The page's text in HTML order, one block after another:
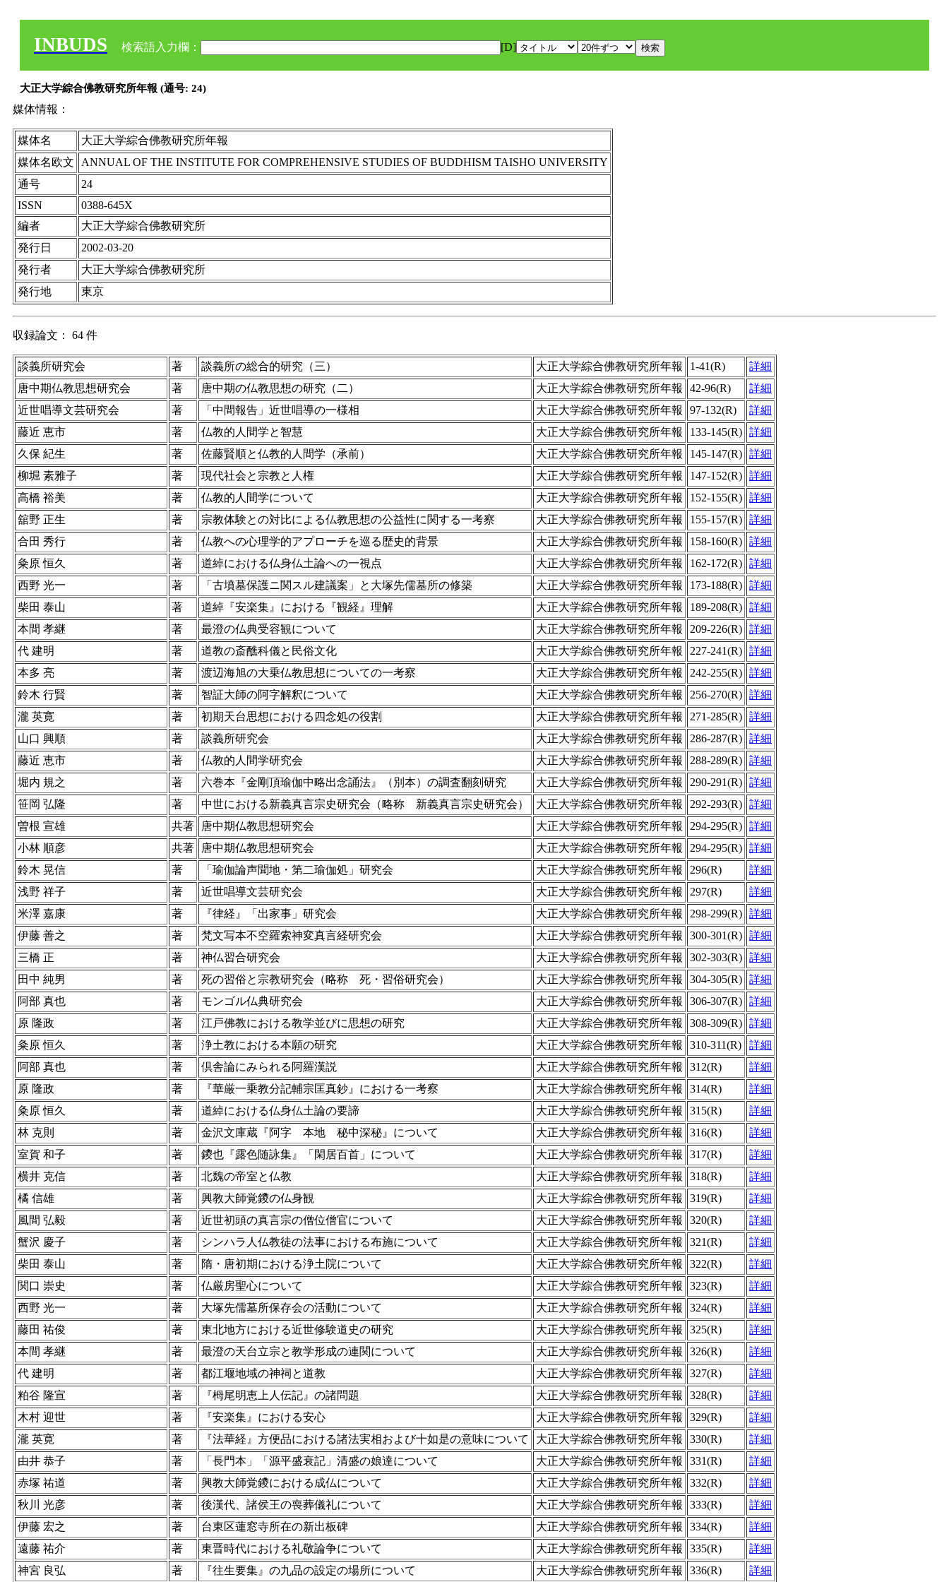
INBUDS 検索語入力欄： [D]
大正大学綜合佛教研究所年報 (通号: 24)
媒体情報：
媒体名
大正大学綜合佛教研究所年報
媒体名欧文
ANNUAL OF THE INSTITUTE FOR COMPREHENSIVE STUDIES OF BUDDHISM TAISHO UNIVERSITY
通号
24
ISSN
0388-645X
編者
大正大学綜合佛教研究所
発行日
2002-03-20
発行者
大正大学綜合佛教研究所
発行地
東京
収録論文： 64 件
談義所研究会 著 談義所の総合的研究（三） 大正大学綜合佛教研究所年報 1-41(R)
詳細
唐中期仏教思想研究会
著 唐中期の仏教思想の研究（二） 大正大学綜合佛教研究所年報 42-96(R)
詳細
近世唱導文芸研究会
著 「中間報告」近世唱導の一様相 大正大学綜合佛教研究所年報 97-132(R)
詳細
藤近 恵市
著 仏教的人間学と智慧 大正大学綜合佛教研究所年報 133-145(R) 詳細
久保 紀生
著 佐藤賢順と仏教的人間学（承前） 大正大学綜合佛教研究所年報 145-147(R) 詳細
柳堀 素雅子
著 現代社会と宗教と人権 大正大学綜合佛教研究所年報 147-152(R) 詳細
高橋 裕美
著 仏教的人間学について 大正大学綜合佛教研究所年報 152-155(R) 詳細
舘野 正生
著 宗教体験との対比による仏教思想の公益性に関する一考察 大正大学綜合佛教研究所年報 155-157(R) 詳細
合田 秀行
著 仏教への心理学的アプローチを巡る歴史的背景 大正大学綜合佛教研究所年報 158-160(R) 詳細
粂原 恒久
著 道綽における仏身仏土論への一視点 大正大学綜合佛教研究所年報 162-172(R) 詳細
西野 光一
著 「古墳墓保護ニ関スル建議案」と大塚先儒墓所の修築 大正大学綜合佛教研究所年報 173-188(R) 詳細
柴田 泰山
著 道綽『安楽集』における『観経』理解 大正大学綜合佛教研究所年報 189-208(R) 詳細
本間 孝継
著 最澄の仏典受容観について 大正大学綜合佛教研究所年報 209-226(R) 詳細
代 建明
著 道教の斎醮科儀と民俗文化 大正大学綜合佛教研究所年報 227-241(R) 詳細
本多 亮
著 渡辺海旭の大乗仏教思想についての一考察 大正大学綜合佛教研究所年報 242-255(R) 詳細
鈴木 行賢
著 智証大師の阿字解釈について 大正大学綜合佛教研究所年報 256-270(R) 詳細
瀧 英寛
著 初期天台思想における四念処の役割 大正大学綜合佛教研究所年報 271-285(R) 詳細
山口 興順
著 談義所研究会 大正大学綜合佛教研究所年報 286-287(R) 詳細
藤近 恵市
著 仏教的人間学研究会 大正大学綜合佛教研究所年報 288-289(R) 詳細
堀内 規之
著 六巻本『金剛頂瑜伽中略出念誦法』（別本）の調査翻刻研究 大正大学綜合佛教研究所年報 290-291(R) 詳細
笹岡 弘隆
著 中世における新義真言宗史研究会（略称 新義真言宗史研究会） 大正大学綜合佛教研究所年報 292-293(R) 詳細
曽根 宣雄
共著 唐中期仏教思想研究会 大正大学綜合佛教研究所年報 294-295(R) 詳細
小林 順彦
共著 唐中期仏教思想研究会 大正大学綜合佛教研究所年報 294-295(R) 詳細
鈴木 晃信
著 「瑜伽論声聞地・第二瑜伽処」研究会 大正大学綜合佛教研究所年報 296(R)
詳細
浅野 祥子
著 近世唱導文芸研究会 大正大学綜合佛教研究所年報 297(R)
詳細
米澤 嘉康
著 『律経』「出家事」研究会 大正大学綜合佛教研究所年報 298-299(R) 詳細
伊藤 善之
著 梵文写本不空羅索神変真言経研究会 大正大学綜合佛教研究所年報 300-301(R) 詳細
三橋 正
著 神仏習合研究会 大正大学綜合佛教研究所年報 302-303(R) 詳細
田中 純男
著 死の習俗と宗教研究会（略称 死・習俗研究会） 大正大学綜合佛教研究所年報 304-305(R) 詳細
阿部 真也
著 モンゴル仏典研究会 大正大学綜合佛教研究所年報 306-307(R) 詳細
原 隆政
著 江戸佛教における教学並びに思想の研究 大正大学綜合佛教研究所年報 308-309(R) 詳細
粂原 恒久
著 浄土教における本願の研究 大正大学綜合佛教研究所年報 310-311(R)
詳細
阿部 真也
著 倶舎論にみられる阿羅漢説 大正大学綜合佛教研究所年報 312(R)
詳細
原 隆政
著 『華厳一乗教分記輔宗匡真鈔』における一考察 大正大学綜合佛教研究所年報 314(R)
詳細
粂原 恒久
著 道綽における仏身仏土論の要諦 大正大学綜合佛教研究所年報 315(R)
詳細
林 克則
著 金沢文庫蔵『阿字 本地 秘中深秘』について 大正大学綜合佛教研究所年報 316(R)
詳細
室賀 和子
著 鑁也『露色随詠集』「閑居百首」について 大正大学綜合佛教研究所年報 317(R)
詳細
横井 克信
著 北魏の帝室と仏教 大正大学綜合佛教研究所年報 318(R)
詳細
橘 信雄
著 興教大師覚鑁の仏身観 大正大学綜合佛教研究所年報 319(R)
詳細
風間 弘毅
著 近世初頭の真言宗の僧位僧官について 大正大学綜合佛教研究所年報 320(R)
詳細
蟹沢 慶子
著 シンハラ人仏教徒の法事における布施について 大正大学綜合佛教研究所年報 321(R)
詳細
柴田 泰山
著 隋・唐初期における浄土院について 大正大学綜合佛教研究所年報 322(R)
詳細
関口 崇史
著 仏厳房聖心について 大正大学綜合佛教研究所年報 323(R)
詳細
西野 光一
著 大塚先儒墓所保存会の活動について 大正大学綜合佛教研究所年報 324(R)
詳細
藤田 祐俊
著 東北地方における近世修験道史の研究 大正大学綜合佛教研究所年報 325(R)
詳細
本間 孝継
著 最澄の天台立宗と教学形成の連関について 大正大学綜合佛教研究所年報 326(R)
詳細
代 建明
著 都江堰地域の神祠と道教 大正大学綜合佛教研究所年報 327(R)
詳細
粕谷 隆宣
著 『栂尾明恵上人伝記』の諸問題 大正大学綜合佛教研究所年報 328(R)
詳細
木村 迎世
著 『安楽集』における安心 大正大学綜合佛教研究所年報 329(R)
詳細
瀧 英寛
著 『法華経』方便品における諸法実相および十如是の意味について 大正大学綜合佛教研究所年報 330(R)
詳細
由井 恭子
著 「長門本」「源平盛衰記」清盛の娘達について 大正大学綜合佛教研究所年報 331(R)
詳細
赤塚 祐道
著 興教大師覚鑁における成仏について 大正大学綜合佛教研究所年報 332(R)
詳細
秋川 光彦
著 後漢代、諸侯王の喪葬儀礼について 大正大学綜合佛教研究所年報 333(R)
詳細
伊藤 宏之
著 台東区蓮窓寺所在の新出板碑 大正大学綜合佛教研究所年報 334(R)
詳細
遠藤 祐介
著 東晋時代における礼敬論争について 大正大学綜合佛教研究所年報 335(R)
詳細
神宮 良弘
著 『往生要集』の九品の設定の場所について 大正大学綜合佛教研究所年報 336(R) 詳細